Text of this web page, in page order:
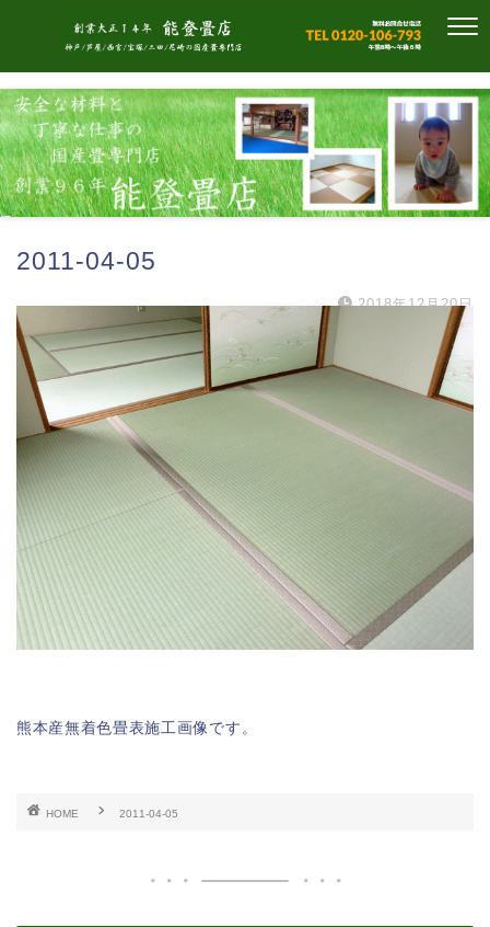
2011-04-05
2018年12月20日
熊本産無着色畳表施工画像です。
HOME 2011-04-05